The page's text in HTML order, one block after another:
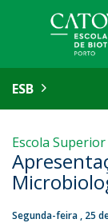
ESB
Escola
Segunda-feira , 25